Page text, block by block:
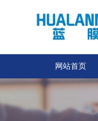
网站首页